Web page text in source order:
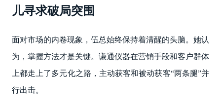
儿寻求破局突围‌
面对市场的内卷现象，伍总始终保持着清醒的头脑。她认
为，掌握方法才是关键。谦通仪器在营销手段和客户群体
上都走上了多元化之路，主动获客和被动获客“两条腿”并
行出击。